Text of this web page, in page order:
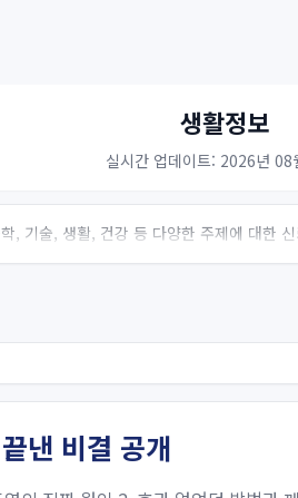
생활정보
실시간 업데이트: 2026년 08
, 기술, 생활, 건강 등 다양한 주제에 대한
낸 비결 공개